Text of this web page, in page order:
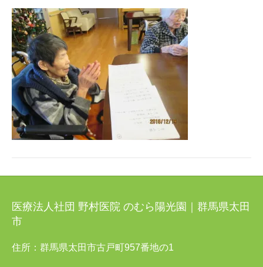
医療法人社団 野村医院 のむら陽光園｜群馬県太田
市
住所：群馬県太田市古戸町957番地の1